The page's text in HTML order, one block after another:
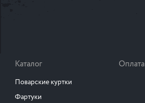
Каталог
Поварские куртки
Фартуки
Оплата